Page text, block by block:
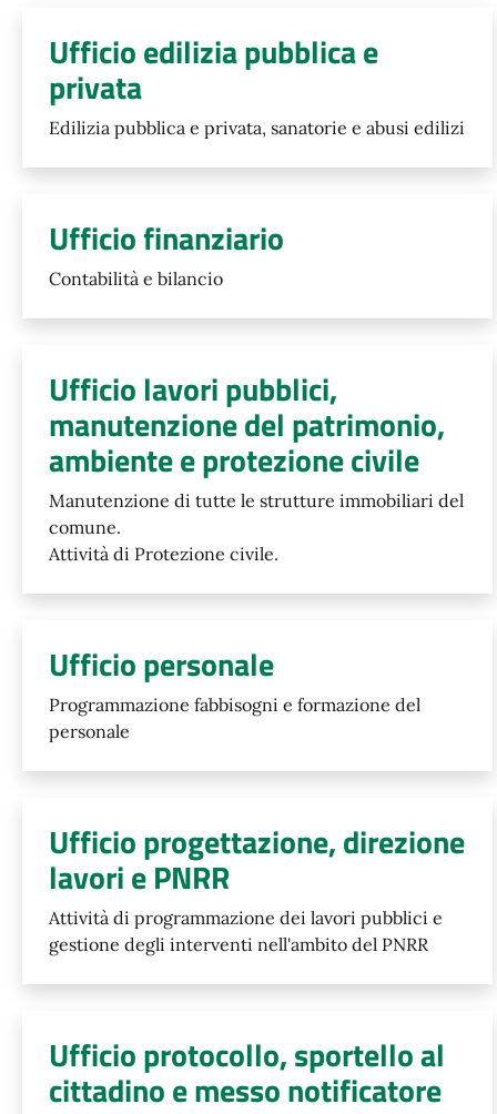
Ufficio edilizia pubblica e
privata
Edilizia pubblica e privata, sanatorie e abusi edilizi
Ufficio finanziario
Contabilità e bilancio
Ufficio lavori pubblici,
manutenzione del patrimonio,
ambiente e protezione civile
Manutenzione di tutte le strutture immobiliari del
comune.
Attività di Protezione civile.
Ufficio personale
Programmazione fabbisogni e formazione del
personale
Ufficio progettazione, direzione
lavori e PNRR
Attività di programmazione dei lavori pubblici e
gestione degli interventi nell'ambito del PNRR
Ufficio protocollo, sportello al
cittadino e messo notificatore